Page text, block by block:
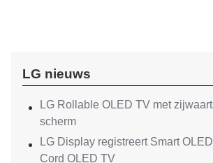
LG nieuws
LG Rollable OLED TV met
scherm
LG Display registreert Smart
Cord OLED TV